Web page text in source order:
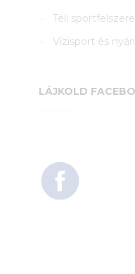
Téli
Vízisport és
LÁJKOLD